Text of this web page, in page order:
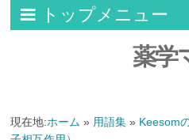
トップメニュー
薬学
現在地:ホーム » 用語集 » Keesom